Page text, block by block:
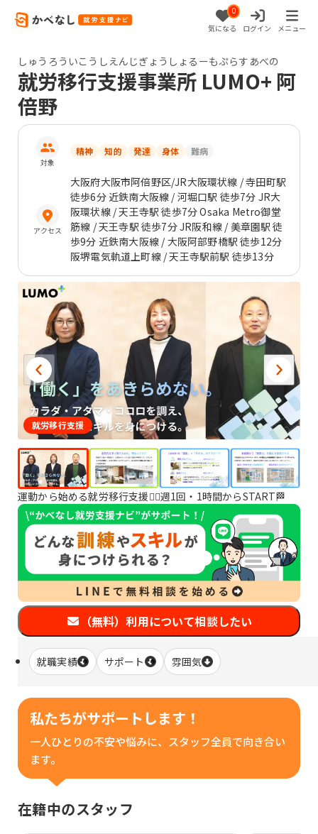
0
気になる ログイン メニュー
しゅうろういこうしえんじぎょうしょるーもぷらすあべの
就労移行支援事業所 LUMO+ 阿
倍野
対象
精神 知的 発達 身体 難病
アクセス
大阪府大阪市阿倍野区/JR大阪環状線 / 寺田町駅
徒歩6分 近鉄南大阪線 / 河堀口駅 徒歩7分 JR大
阪環状線 / 天王寺駅 徒歩7分 Osaka Metro御堂
筋線 / 天王寺駅 徒歩7分 JR阪和線 / 美章園駅 徒
歩9分 近鉄南大阪線 / 大阪阿部野橋駅 徒歩12分
阪堺電気軌道上町線 / 天王寺駅前駅 徒歩13分
就労移行支援
運動から始める就労移行支援🙆‍♀️週1回・1時間からSTART🏁
（無料）利用について相談したい
就職実績 サポート 雰囲気
私たちがサポートします！
一人ひとりの不安や悩みに、スタッフ全員で向き合い
ます。
在籍中のスタッフ